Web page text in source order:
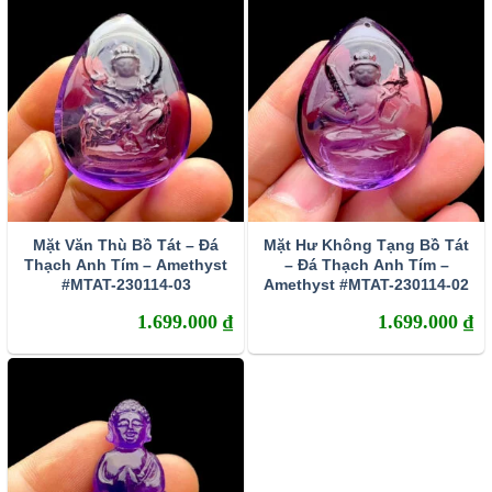
ametit tinh kết tinh gầm Santa Cruz phía
namBrasilđược trưng bày tại triển lãm năm 1902
ởDüsseldorf,Đức
. Ở Việt Nam, đá thạch anh tím
được tìm thấy tại các tỉnh: Vũng Tàu, Gia Lai,
Thanh Hóa.
Mặt Văn Thù Bồ Tát – Đá
Thạch Anh Tím – Amethyst
#MTAT-230114-03
1.699.000 ₫
Mặt Hư Không Tạng Bồ Tát
– Đá Thạch Anh Tím –
Amethyst #MTAT-230114-02
1.699.000 ₫